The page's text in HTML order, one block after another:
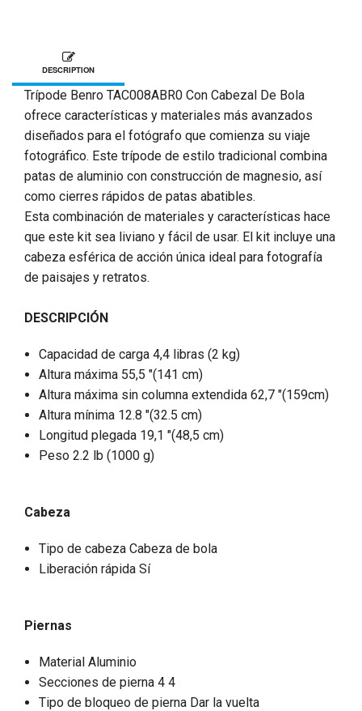
DESCRIPTION
Trípode Benro TAC008ABR0 Con Cabezal De Bola
ofrece características y materiales más avanzados
diseñados para el fotógrafo que comienza su viaje
fotográfico. Este trípode de estilo tradicional combina
patas de aluminio con construcción de magnesio, así
como cierres rápidos de patas abatibles.
Esta combinación de materiales y características hace
que este kit sea liviano y fácil de usar. El kit incluye una
cabeza esférica de acción única ideal para fotografía
de paisajes y retratos.
DESCRIPCIÓN
Capacidad de carga 4,4 libras (2 kg)
Altura máxima 55,5 "(141 cm)
Altura máxima sin columna extendida 62,7 "(159cm)
Altura mínima 12.8 "(32.5 cm)
Longitud plegada 19,1 "(48,5 cm)
Peso 2.2 lb (1000 g)
Cabeza
Tipo de cabeza Cabeza de bola
Liberación rápida Sí
Piernas
Material Aluminio
Secciones de pierna 4 4
Tipo de bloqueo de pierna Dar la vuelta